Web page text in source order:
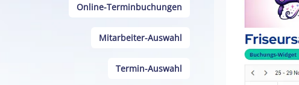
Online-Terminbuchungen
Mitarbeiter-Auswahl
Termin-Auswahl